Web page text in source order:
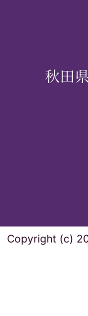
Copyright (c)